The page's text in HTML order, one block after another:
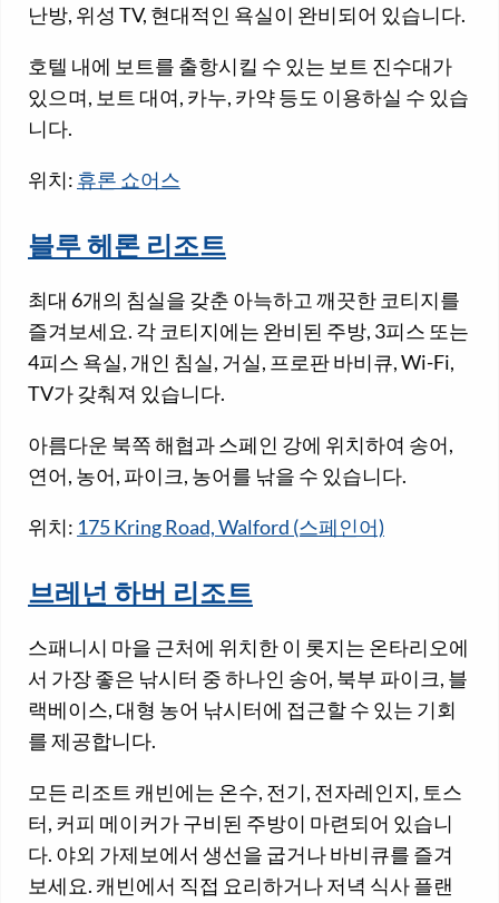
난방, 위성 TV, 현대적인 욕실이 완비되어 있습니다.
호텔 내에 보트를 출항시킬 수 있는 보트 진수대가
있으며, 보트 대여, 카누, 카약 등도 이용하실 수 있습
니다.
위치: 휴론 쇼어스
블루 헤론 리조트
최대 6개의 침실을 갖춘 아늑하고 깨끗한 코티지를
즐겨보세요. 각 코티지에는 완비된 주방, 3피스 또는
4피스 욕실, 개인 침실, 거실, 프로판 바비큐, Wi-Fi,
TV가 갖춰져 있습니다.
아름다운 북쪽 해협과 스페인 강에 위치하여 송어,
연어, 농어, 파이크, 농어를 낚을 수 있습니다.
위치: 175 Kring Road, Walford (스페인어)
브레넌 하버 리조트
스패니시 마을 근처에 위치한 이 롯지는 온타리오에
서 가장 좋은 낚시터 중 하나인 송어, 북부 파이크, 블
랙베이스, 대형 농어 낚시터에 접근할 수 있는 기회
를 제공합니다.
모든 리조트 캐빈에는 온수, 전기, 전자레인지, 토스
터, 커피 메이커가 구비된 주방이 마련되어 있습니
다. 야외 가제보에서 생선을 굽거나 바비큐를 즐겨
보세요. 캐빈에서 직접 요리하거나 저녁 식사 플랜